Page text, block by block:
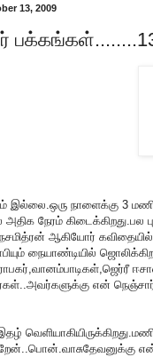
13, 2009
இல்லை.ஒரு நாளைக்கு 3 மணி
நேரம் கிடைக்கிறது.பல
ஆகியோர் கவிதையில்
நையாண்டியில்
என்